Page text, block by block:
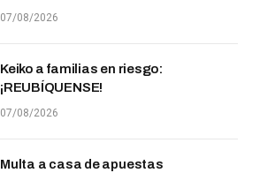
07/08/2026
Keiko a familias en riesgo:
¡REUBÍQUENSE!
07/08/2026
Multa a casa de apuestas